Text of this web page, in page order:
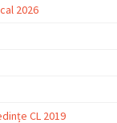
2026
CL 2019